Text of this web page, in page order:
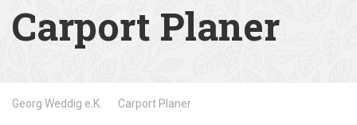
Carport Planer
Georg Weddig e.K. Carport Planer